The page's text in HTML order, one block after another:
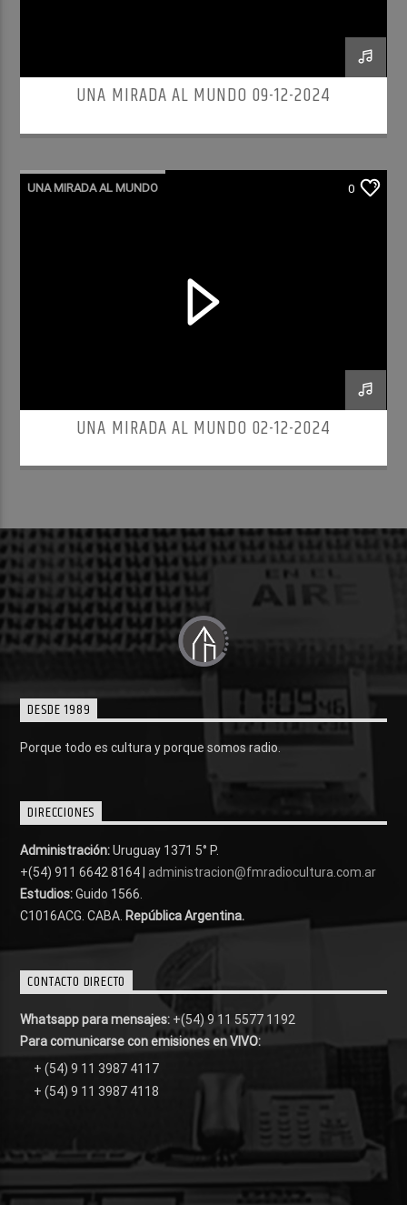
UNA MIRADA AL MUNDO 09-12-2024
UNA MIRADA AL MUNDO 0
UNA MIRADA AL MUNDO 02-12-2024
DESDE 1989
Porque todo es cultura y porque somos radio.
DIRECCIONES
Administración:Uruguay 1371 5° P.
+(54) 911 6642 8164 | administracion@fmradiocultura.com.ar
Estudios:Guido 1566.
C1016ACG. CABA. República Argentina.
CONTACTO DIRECTO
Whatsapp para mensajes: +(54) 9 11 5577 1192
Para comunicarse con emisiones en VIVO:
+ (54) 9 11 3987 4117
+ (54) 9 11 3987 4118